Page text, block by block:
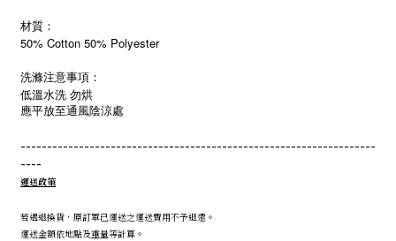
材質：
50% Cotton 50% Polyester
洗滌注意事項：
低溫水洗 勿烘
應平放至通風陰涼處
-------------------------------------------------------------------
----
運送政策
若遇退換貨，原訂單已運送之運送費用不予退還。
運送金額依地點及重量等計算。